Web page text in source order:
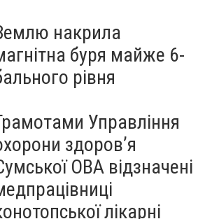
накрила
буря майже 6-
рівня
Управління
здоров’я
ОВА відзначені
лікарні